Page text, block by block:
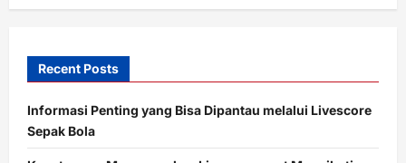
Recent Posts
Informasi Penting yang Bisa Dipantau melalui Livescore
Sepak Bola